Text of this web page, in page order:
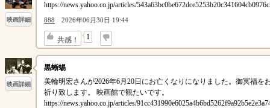
映画詳細
https://news.yahoo.co.jp/articles/
888 2026年06月30日 19:44
共感！ 1
↓
映画詳細
黒蜥蜴
美輪明宏さんが2026年6月20日にお亡くなりになりました。御冥福を
祈り致します。 映画館で観たいです。
https://news.yahoo.co.jp/articles/